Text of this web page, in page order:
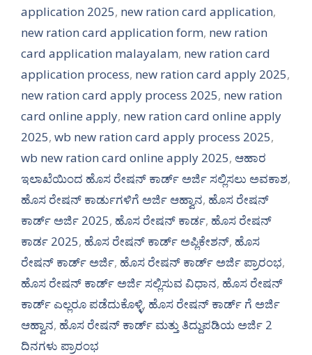
application 2025, new ration card application,
new ration card application form, new ration
card application malayalam, new ration card
application process, new ration card apply 2025,
new ration card apply process 2025, new ration
card online apply, new ration card online apply
2025, wb new ration card apply process 2025,
wb new ration card online apply 2025, ಆಹಾರ
ಇಲಾಖೆಯಿಂದ ಹೊಸ ರೇಷನ್ ಕಾರ್ಡ್ ಅರ್ಜಿ ಸಲ್ಲಿಸಲು ಅವಕಾಶ,
ಹೊಸ ರೇಷನ್ ಕಾರ್ಡುಗಳಿಗೆ ಅರ್ಜಿ ಆಹ್ವಾನ, ಹೊಸ ರೇಷನ್
ಕಾರ್ಡ್ ಅರ್ಜಿ 2025, ಹೊಸ ರೇಷನ್ ಕಾರ್ಡ, ಹೊಸ ರೇಷನ್
ಕಾರ್ಡ 2025, ಹೊಸ ರೇಷನ್ ಕಾರ್ಡ್ ಅಪ್ಲಿಕೇಶನ್, ಹೊಸ
ರೇಷನ್ ಕಾರ್ಡ್ ಅರ್ಜಿ, ಹೊಸ ರೇಷನ್ ಕಾರ್ಡ್ ಅರ್ಜಿ ಪ್ರಾರಂಭ,
ಹೊಸ ರೇಷನ್ ಕಾರ್ಡ್ ಅರ್ಜಿ ಸಲ್ಲಿಸುವ ವಿಧಾನ, ಹೊಸ ರೇಷನ್
ಕಾರ್ಡ್ ಎಲ್ಲರೂ ಪಡೆದುಕೊಳ್ಳಿ, ಹೊಸ ರೇಷನ್ ಕಾರ್ಡ್ ಗೆ ಅರ್ಜಿ
ಆಹ್ವಾನ, ಹೊಸ ರೇಷನ್ ಕಾರ್ಡ್ ಮತ್ತು ತಿದ್ದುಪಡಿಯ ಅರ್ಜಿ 2
ದಿನಗಳು ಪ್ರಾರಂಭ